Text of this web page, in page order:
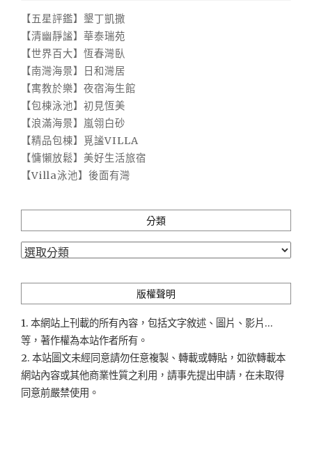
【五星評鑑】墾丁凱撒
【清幽靜謐】華泰瑞苑
【世界百大】恆春灣臥
【南灣海景】日和灣居
【寓教於樂】夜宿海生館
【包棟泳池】初見恆美
【浪滿海景】嵐翎白砂
【精品包棟】覓謐VILLA
【慵懶放鬆】美好生活旅宿
【Villa泳池】後面有灣
分類
分
版權聲明
1. 本網站上刊載的所有內容，包括文字敘述、圖片、影片...
等，著作權為本站作者所有。
2. 本站圖文未經同意請勿任意複製、轉載或轉貼，如欲轉載本
網站內容或其他商業性質之利用，請事先提出申請，在未取得
同意前嚴禁使用。